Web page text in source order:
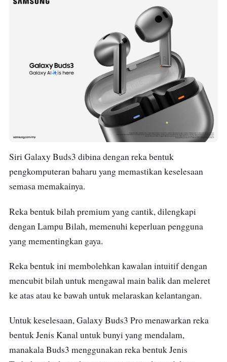
Siri Galaxy Buds3 dibina dengan reka bentuk
pengkomputeran baharu yang memastikan keselesaan
semasa memakainya.
Reka bentuk bilah premium yang cantik, dilengkapi
dengan Lampu Bilah, memenuhi keperluan pengguna
yang mementingkan gaya.
Reka bentuk ini membolehkan kawalan intuitif dengan
mencubit bilah untuk mengawal main balik dan meleret
ke atas atau ke bawah untuk melaraskan kelantangan.
Untuk keselesaan, Galaxy Buds3 Pro menawarkan reka
bentuk Jenis Kanal untuk bunyi yang mendalam,
manakala Buds3 menggunakan reka bentuk Jenis